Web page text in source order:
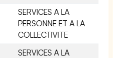
SERVICES A LA
PERSONNE ET A LA
COLLECTIVITE
SERVICES A LA